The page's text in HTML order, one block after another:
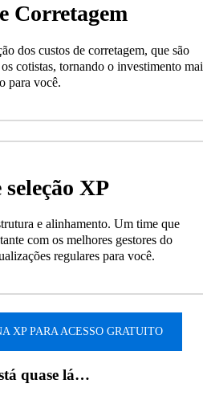
Corretagem
dos custos de corretagem, que são
cotistas, tornando o investimento
para você.
XP
e alinhamento. Um time que
com os melhores gestores do
regulares para você.
XP PARA ACESSO GRATUITO
quase lá…